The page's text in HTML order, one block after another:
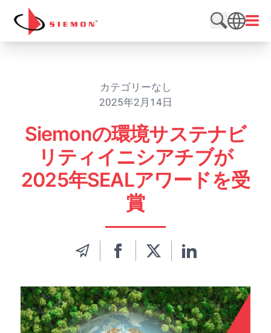
内容をスキップ
検索サイト
メニ
SEARCH
カテゴリーなし
2025年2月14日
Siemonの環境サステナビ
リティイニシアチブが
2025年SEALアワードを受
賞